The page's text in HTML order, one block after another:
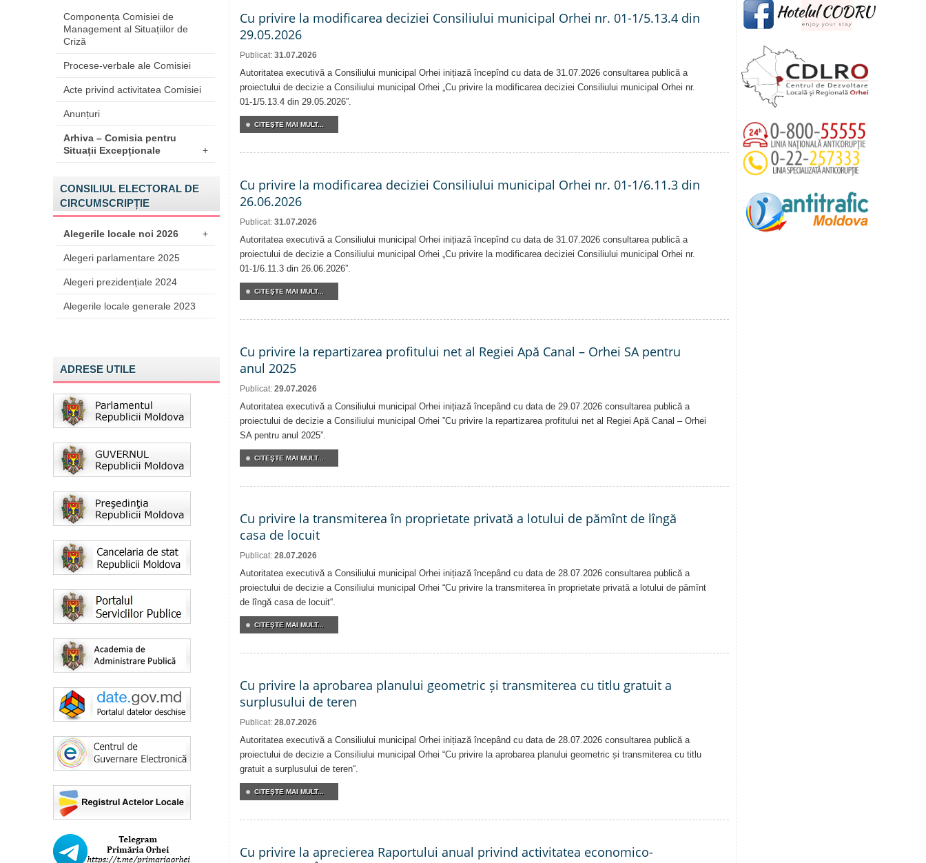
Componența Comisiei de
Management al Situațiilor de
Criză
Procese-verbale ale Comisiei
Acte privind activitatea Comisiei
Anunțuri
Arhiva – Comisia pentru
Situații Excepționale
+
CONSILIUL ELECTORAL DE
CIRCUMSCRIPȚIE
Alegerile locale noi 2026 +
Alegeri parlamentare 2025
Alegeri prezidențiale 2024
Alegerile locale generale 2023
ADRESE UTILE
Cu privire la modificarea deciziei Consiliului municipal Orhei nr. 01-1/5.13.4 din
29.05.2026
Publicat: 31.07.2026
Autoritatea executivă a Consiliului municipal Orhei inițiază începînd cu data de 31.07.2026 consultarea publică a
proiectului de decizie a Consiliului municipal Orhei „Cu privire la modificarea deciziei Consiliului municipal Orhei nr.
01-1/5.13.4 din 29.05.2026”.
CITEŞTE MAI MULT...
Cu privire la modificarea deciziei Consiliului municipal Orhei nr. 01-1/6.11.3 din
26.06.2026
Publicat: 31.07.2026
Autoritatea executivă a Consiliului municipal Orhei inițiază începînd cu data de 31.07.2026 consultarea publică a
proiectului de decizie a Consiliului municipal Orhei „Cu privire la modificarea deciziei Consiliului municipal Orhei nr.
01-1/6.11.3 din 26.06.2026”.
CITEŞTE MAI MULT...
Cu privire la repartizarea profitului net al Regiei Apă Canal – Orhei SA pentru
anul 2025
Publicat: 29.07.2026
Autoritatea executivă a Consiliului municipal Orhei inițiază începând cu data de 29.07.2026 consultarea publică a
proiectului de decizie a Consiliului municipal Orhei ”Cu privire la repartizarea profitului net al Regiei Apă Canal – Orhei
SA pentru anul 2025”.
CITEŞTE MAI MULT...
Cu privire la transmiterea în proprietate privată a lotului de pămînt de lîngă
casa de locuit
Publicat: 28.07.2026
Autoritatea executivă a Consiliului municipal Orhei inițiază începând cu data de 28.07.2026 consultarea publică a
proiectului de decizie a Consiliului municipal Orhei “Cu privire la transmiterea în proprietate privată a lotului de pămînt
de lîngă casa de locuit“.
CITEŞTE MAI MULT...
Cu privire la aprobarea planului geometric și transmiterea cu titlu gratuit a
surplusului de teren
Publicat: 28.07.2026
Autoritatea executivă a Consiliului municipal Orhei inițiază începând cu data de 28.07.2026 consultarea publică a
proiectului de decizie a Consiliului municipal Orhei “Cu privire la aprobarea planului geometric și transmiterea cu titlu
gratuit a surplusului de teren“.
CITEŞTE MAI MULT...
Cu privire la aprecierea Raportului anual privind activitatea economico-